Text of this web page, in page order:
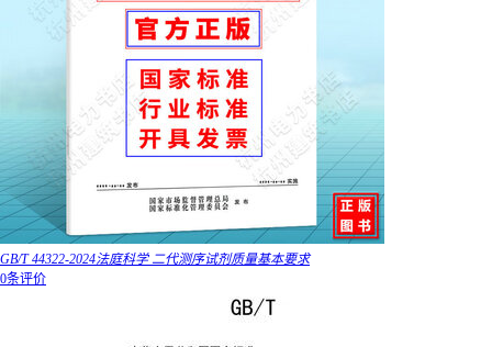
GB/T 44322-2024法庭科学 二代测序试剂质量基本要求
0条评价